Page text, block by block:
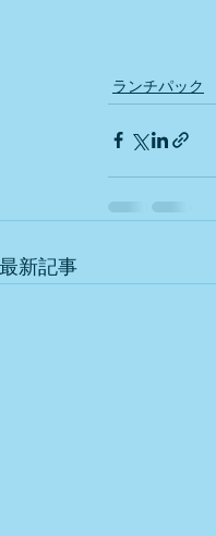
ランチパック
最新記事